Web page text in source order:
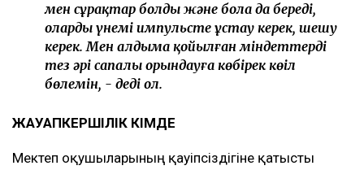
мен сұрақтар болды және бола да береді,
оларды үнемі импульсте ұстау керек, шешу
керек. Мен алдыма қойылған міндеттерді
тез әрі сапалы орындауға көбірек көңіл
бөлемін, - деді ол.
ЖАУАПКЕРШІЛІК КІМДЕ
Мектеп оқушыларының қауіпсіздігіне қатысты